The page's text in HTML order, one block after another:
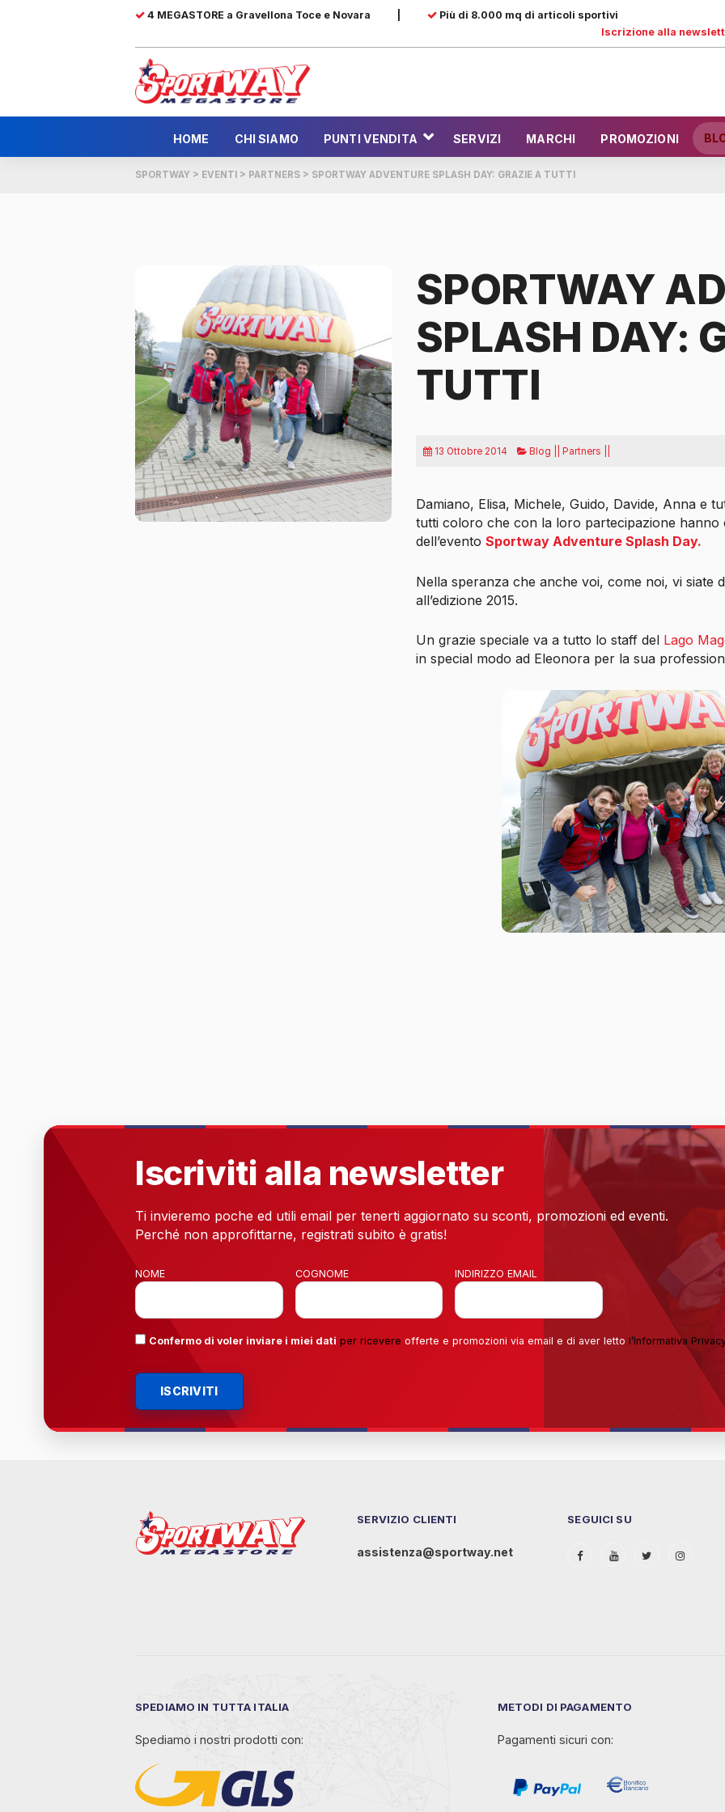
4 MEGASTORE a Gravellona Toce e Novara
Più di 8.000 mq di articoli sportivi
Iscrizione alla
HOME CHI SIAMO PUNTI VENDITA SERVIZI MARCHI PROMOZIONI
SPORTWAY > EVENTI > PARTNERS > SPORTWAY ADVENTURE SPLASH DAY: GRAZIE A TUTTI
SPORTWAY
SPLASH DAY:
TUTTI
13 Ottobre 2014 Blog || Partners ||
Damiano, Elisa, Michele, Guido, Davide, Anna e
tutti coloro che con la loro partecipazione hanno
dell’evento Sportway Adventure Splash Day.
Nella speranza che anche voi, come noi, vi siate
all’edizione 2015.
Un grazie speciale va a tutto lo staff del Lago
in special modo ad Eleonora per la sua
Iscriviti alla newsletter
Ti invieremo poche ed utili email per tenerti aggiornato su sconti, promozioni ed eventi.
Perché non approfittarne, registrati subito è gratis!
NOME COGNOME INDIRIZZO EMAIL
Confermo di voler inviare i miei dati per ricevere offerte e promozioni via email e di aver letto l’Informativa Privacy
ISCRIVITI
SERVIZIO CLIENTI
assistenza@sportway.net
SEGUICI SU
SPEDIAMO IN TUTTA ITALIA
Spediamo i nostri prodotti con:
METODI DI PAGAMENTO
Pagamenti sicuri con: